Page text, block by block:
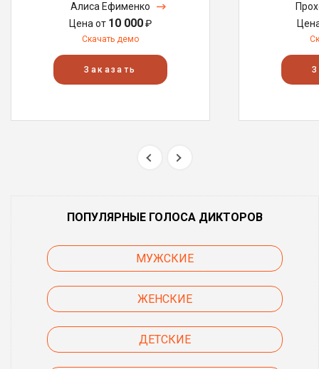
Алиса Ефименко
Цена от 10 000₽
Скачать демо
Заказать
ПОПУЛЯРНЫЕ ГОЛОСА ДИКТОРОВ
МУЖСКИЕ
ЖЕНСКИЕ
ДЕТСКИЕ